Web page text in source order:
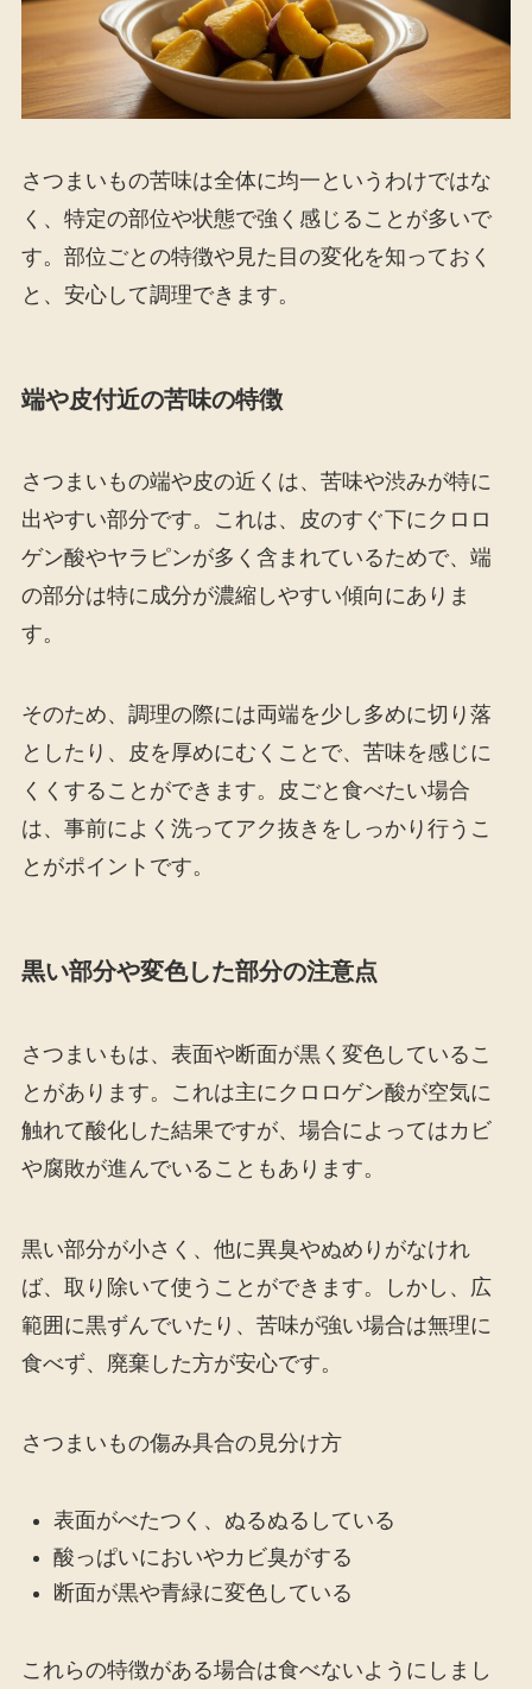
さつまいもの苦味は全体に均一というわけではな
く、特定の部位や状態で強く感じることが多いで
す。部位ごとの特徴や見た目の変化を知っておく
と、安心して調理できます。
端や皮付近の苦味の特徴
さつまいもの端や皮の近くは、苦味や渋みが特に
出やすい部分です。これは、皮のすぐ下にクロロ
ゲン酸やヤラピンが多く含まれているためで、端
の部分は特に成分が濃縮しやすい傾向にありま
す。
そのため、調理の際には両端を少し多めに切り落
としたり、皮を厚めにむくことで、苦味を感じに
くくすることができます。皮ごと食べたい場合
は、事前によく洗ってアク抜きをしっかり行うこ
とがポイントです。
黒い部分や変色した部分の注意点
さつまいもは、表面や断面が黒く変色しているこ
とがあります。これは主にクロロゲン酸が空気に
触れて酸化した結果ですが、場合によってはカビ
や腐敗が進んでいることもあります。
黒い部分が小さく、他に異臭やぬめりがなけれ
ば、取り除いて使うことができます。しかし、広
範囲に黒ずんでいたり、苦味が強い場合は無理に
食べず、廃棄した方が安心です。
さつまいもの傷み具合の見分け方
表面がべたつく、ぬるぬるしている
酸っぱいにおいやカビ臭がする
断面が黒や青緑に変色している
これらの特徴がある場合は食べないようにしまし